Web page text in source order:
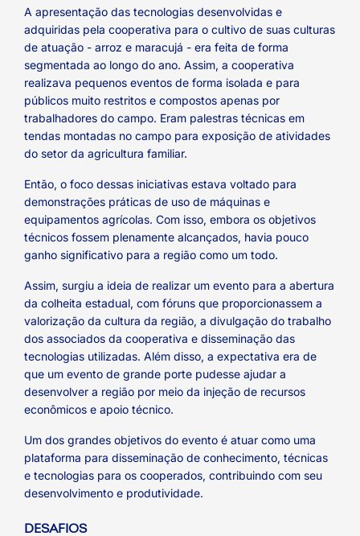
A apresentação das tecnologias desenvolvidas e
adquiridas pela cooperativa para o cultivo de suas culturas
de atuação - arroz e maracujá - era feita de forma
segmentada ao longo do ano. Assim, a cooperativa
realizava pequenos eventos de forma isolada e para
públicos muito restritos e compostos apenas por
trabalhadores do campo. Eram palestras técnicas em
tendas montadas no campo para exposição de atividades
do setor da agricultura familiar.
Então, o foco dessas iniciativas estava voltado para
demonstrações práticas de uso de máquinas e
equipamentos agrícolas. Com isso, embora os objetivos
técnicos fossem plenamente alcançados, havia pouco
ganho significativo para a região como um todo.
Assim, surgiu a ideia de realizar um evento para a abertura
da colheita estadual, com fóruns que proporcionassem a
valorização da cultura da região, a divulgação do trabalho
dos associados da cooperativa e disseminação das
tecnologias utilizadas. Além disso, a expectativa era de
que um evento de grande porte pudesse ajudar a
desenvolver a região por meio da injeção de recursos
econômicos e apoio técnico.
Um dos grandes objetivos do evento é atuar como uma
plataforma para disseminação de conhecimento, técnicas
e tecnologias para os cooperados, contribuindo com seu
desenvolvimento e produtividade.
DESAFIOS